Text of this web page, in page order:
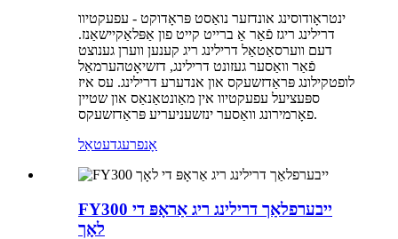
ינטראָודוסינג אונדזער נואַסט פּראָדוקט - עפעקטיוו
דרילינג ריגז פֿאַר אַ ברייט קייט פון אַפּלאַקיישאַנז.
דעם ווערסאַטאַל דרילינג ריג קענען ווערן גענוצט
פֿאַר וואַסער געזונט דרילינג, דזשיאָטהערמאַל
לופטקילונג פּראַדזשעקס און אנדערע דרילינג. עס איז
ספּעציעל עפעקטיוו אין מאַונטאַנאַס און שטיין
פאָרמירונג וואַסער ינזשעניעריע פּראַדזשעקס.
אָנפרעגדעטאַל
FY300 ייבערפלאַך דרילינג ריג אַראָפּ די
לאָך